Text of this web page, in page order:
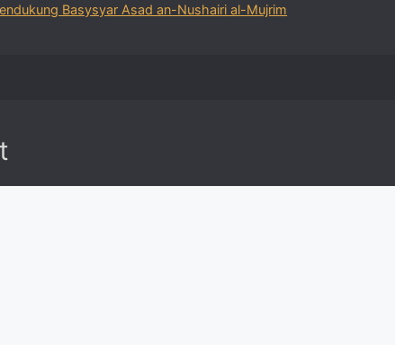
Basysyar Asad an-Nushairi al-Mujrim